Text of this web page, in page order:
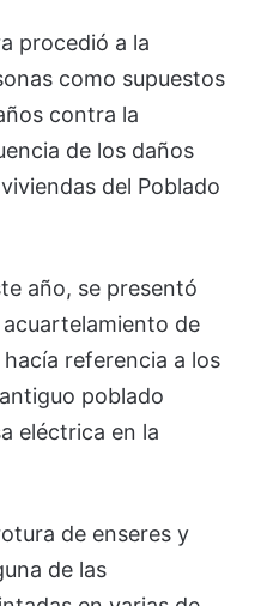
procedió a la
como supuestos
contra la
de los daños
del Poblado
año, se presentó
de
referencia a los
poblado
eléctrica en la
de enseres y
de las